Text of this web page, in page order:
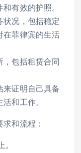
有效的护照。
状况，包括稳定
在菲律宾的生活
，包括租赁合同
来证明自己具备
和工作。
和流程：